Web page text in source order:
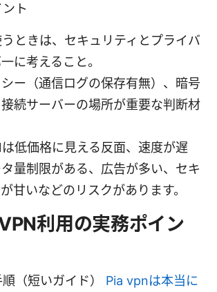
ト
ときは、セキュリティとプライバ
に考えること。
ー（通信ログの保存有無）、暗号
続サーバーの場所が重要な判断材
低価格に見える反面、速度が遅
量制限がある、広告が多い、セキ
甘いなどのリスクがあります。
利用の実務ポイン
（短いガイド） Pia vpnは本当に